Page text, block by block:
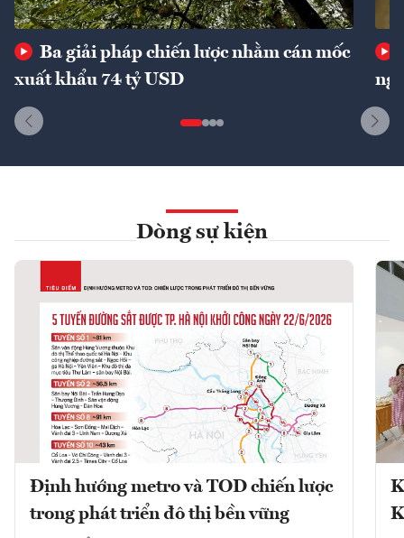
Ba giải pháp chiến lược nhằm cán mốc
xuất khẩu 74 tỷ USD
Dòng sự kiện
Định hướng metro và TOD chiến lược
trong phát triển đô thị bền vững